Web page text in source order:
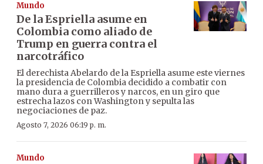
Mundo
De la Espriella asume en
Colombia como aliado de
Trump en guerra contra el
narcotráfico
El derechista Abelardo de la Espriella asume este viernes
la presidencia de Colombia decidido a combatir con
mano dura a guerrilleros y narcos, en un giro que
estrecha lazos con Washington y sepulta las
negociaciones de paz.
Agosto 7, 2026 06:19 p. m.
Mundo